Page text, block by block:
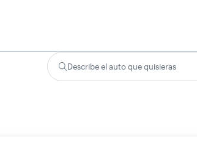
Describe el auto que quisieras